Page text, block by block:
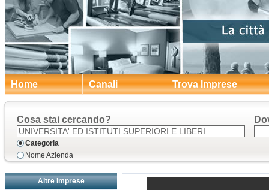
Home Canali Trova Imprese
Cosa stai cercando?
Categoria
Nome Azienda
Altre Imprese